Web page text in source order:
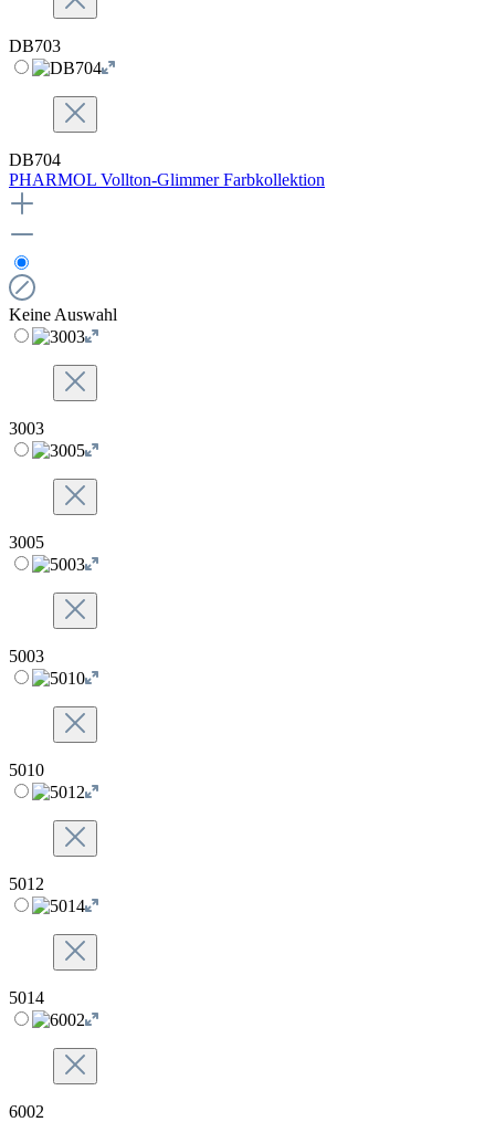
DB703
DB704
PHARMOL Vollton-Glimmer Farbkollektion
Keine Auswahl
3003
3005
5003
5010
5012
5014
6002